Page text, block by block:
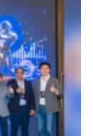
最大收入、